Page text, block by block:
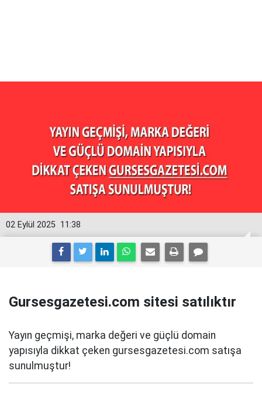
11:38
02 Eylül 2025
Gursesgazetesi.com sitesi satılıktır
Yayın geçmişi, marka değeri ve güçlü domain
yapısıyla dikkat çeken gursesgazetesi.com satışa
sunulmuştur!